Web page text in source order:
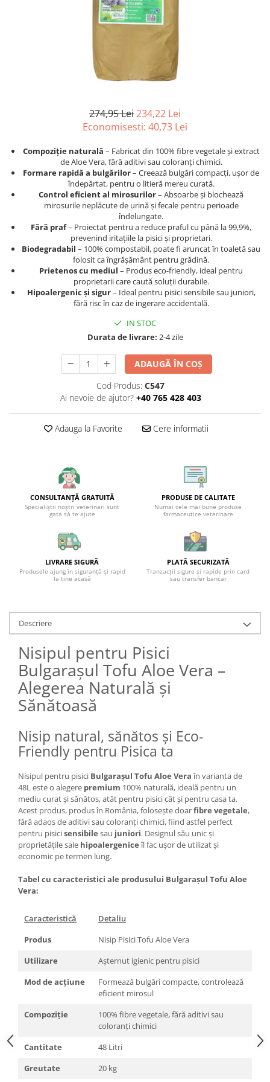
Afecțiuni renale și urinare
Suplimente nutritive
Vitamine și minerale
Hrană uscată
Igienă
Igienă orală
Șampoane și balsamuri
Suplimente nutritive
Vitamine și minerale
Hrană uscată
Așternut Tofu / Nisip
Igienă orală
Șampoane și balsamuri
274,95 Lei234,22 Lei
Economisesti: 40,73 Lei
Compoziție naturală – Fabricat din 100% fibre vegetale și extract
de Aloe Vera, fără aditivi sau coloranți chimici.
Formare rapidă a bulgărilor– Creează bulgări compacți, ușor de
îndepărtat, pentru o litieră mereu curată.
Control eficient al mirosurilor– Absoarbe și blochează
mirosurile neplăcute de urină și fecale pentru perioade
îndelungate.
Fără praf– Proiectat pentru a reduce praful cu până la 99,9%,
prevenind iritațiile la pisici și proprietari.
Biodegradabil – 100% compostabil, poate fi aruncat în toaletă sau
folosit ca îngrășământ pentru grădină.
Prietenos cu mediul – Produs eco-friendly, ideal pentru
proprietarii care caută soluții durabile.
Hipoalergenic și sigur– Ideal pentru pisici sensibile sau juniori,
fără risc în caz de ingerare accidentală.
IN STOC
Durata de livrare: 2-4 zile
ADAUGĂ ÎN COȘ
Cod Produs: C547
Ai nevoie de ajutor? +40 765 428 403
Adauga la Favorite Cere informatii
CONSULTANȚĂ GRATUITĂ
Specialiștii noștri veterinari sunt
gata să te ajute
PRODUSE DE CALITATE
Numai cele mai bune produse
farmaceutice veterinare
LIVRARE SIGURĂ
Produsele ajung în siguranță și rapid
la tine acasă
PLATĂ SECURIZATĂ
Tranzacții sigure și rapide prin card
sau transfer bancar
Descriere
Nisipul pentru Pisici
Bulgarașul Tofu Aloe Vera –
Alegerea Naturală și
Sănătoasă
Nisip natural, sănătos și Eco-
Friendly pentru Pisica ta
Nisipul pentru pisici Bulgarașul Tofu Aloe Veraîn varianta de
48L este o alegere premium 100% naturală, ideală pentru un
mediu curat și sănătos, atât pentru pisici cât și pentru casa ta.
Acest produs, produs în România, folosește doarfibre vegetale,
fără adaos de aditivi sau coloranți chimici, fiind astfel perfect
pentru pisicisensibile sau juniori. Designul său unic și
proprietățile sale hipoalergeniceîl fac ușor de utilizat și
economic pe termen lung.
Tabel cu caracteristici ale produsului Bulgarașul Tofu Aloe
Vera:
Caracteristică
Detaliu
Produs
Nisip Pisici Tofu Aloe Vera
Utilizare
Așternut igienic pentru pisici
Mod de acțiune
Formează bulgări compacte, controlează
eficient mirosul
Compoziție
100% fibre vegetale, fără aditivi sau
coloranți chimici
Cantitate
48 Litri
Greutate
20 kg